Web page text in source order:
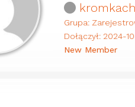
Grupa:
Dołączył: 2024-
New Member